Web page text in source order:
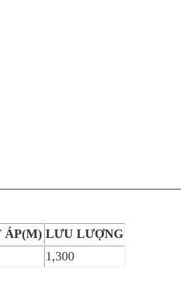
ÁP(M) LƯU LƯỢNG
1,300